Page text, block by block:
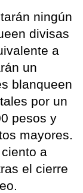
ningún
divisas
a
un
blanqueen
por un
pesos y
mayores.
a
el cierre